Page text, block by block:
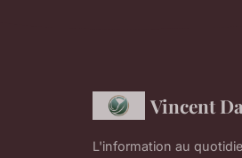
Vincent
L'information au